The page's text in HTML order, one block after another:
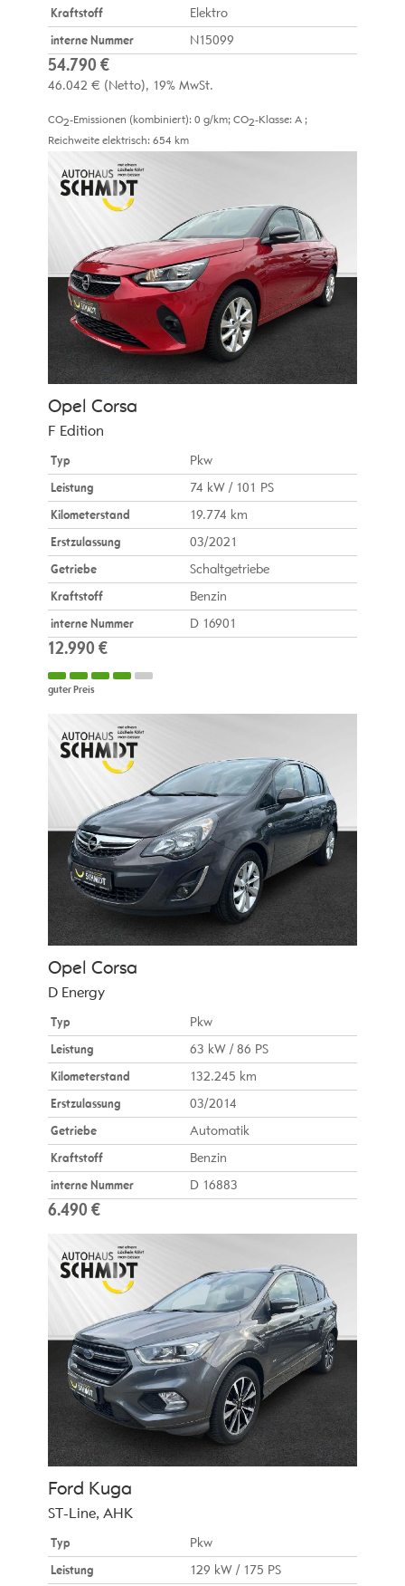
Kraftstoff
Elektro
interne Nummer
N15099
54.790 €
46.042 € (Netto) 19% MwSt.
CO2-Emissionen (kombiniert): 0 g/km; CO2-Klasse: A ;
Reichweite elektrisch: 654 km
Opel Corsa
F Edition
Typ
Pkw
Leistung
74 kW / 101 PS
Kilometerstand
19.774 km
Erstzulassung
03/2021
Getriebe
Schaltgetriebe
Kraftstoff
Benzin
interne Nummer
D 16901
12.990 €
guter Preis
Opel Corsa
D Energy
Typ
Pkw
Leistung
63 kW / 86 PS
Kilometerstand
132.245 km
Erstzulassung
03/2014
Getriebe
Automatik
Kraftstoff
Benzin
interne Nummer
D 16883
6.490 €
Ford Kuga
ST-Line, AHK
Typ
Pkw
Leistung
129 kW / 175 PS